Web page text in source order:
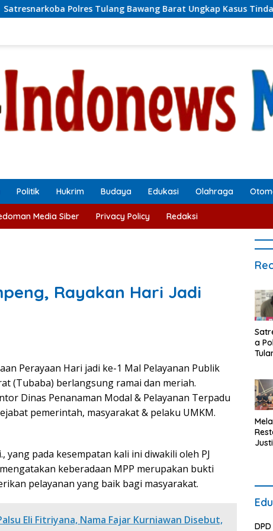
Tulang Bawang Barat Ungkap Kasus Tindak Pidana
Politik Hukrim Budaya Edukasi Olahraga
Media Siber Privacy Policy Redaksi
Rayakan Hari Jadi
Perayaan Hari jadi ke-1 Mal Pelayanan Publik
(Tubaba) berlangsung ramai dan meriah.
Dinas Penanaman Modal & Pelayanan Terpadu
pemerintah, masyarakat & pelaku UMKM.
yang pada kesempatan kali ini diwakili oleh PJ
keberadaan MPP merupakan bukti
pelayanan yang baik bagi masyarakat.
Eli Fitriyana, Nama Fajar Kurniawan Disebut,
a